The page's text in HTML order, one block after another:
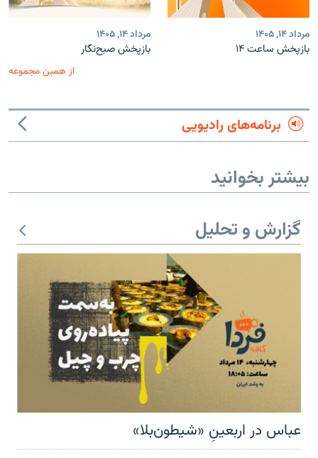
مرداد ۱۴, ۱۴۰۵
بازپخش ساعت ۱۴
مرداد ۱۴, ۱۴۰۵
بازپخش صبح‌نگار
از همین مجموعه
برنامه‌های رادیویی
بیشتر بخوانید
گزارش و تحلیل
عباس در اربعینِ «شیطون‌بلا»